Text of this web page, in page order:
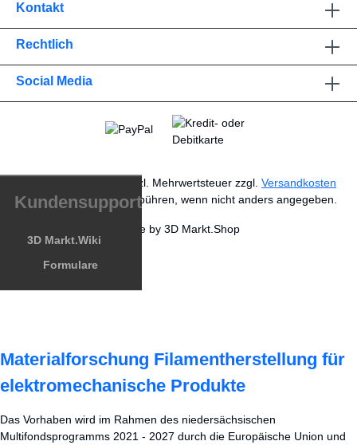
Kontakt
Rechtlich
Social Media
Kundensupport
3D Markt.Wiki
Formulare
* Alle Preise exkl. gesetzl. Mehrwertsteuer zzgl. Versandkosten
und ggf. Nachnahmegebühren, wenn nicht anders angegeben.
Made by 3D Markt.Shop
Materialforschung Filamentherstellung für
elektromechanische Produkte
Das Vorhaben wird im Rahmen des niedersächsischen
Multifondsprogramms 2021 - 2027 durch die Europäische Union und